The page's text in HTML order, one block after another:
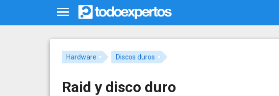
Hardware Discos duros
Raid y disco duro